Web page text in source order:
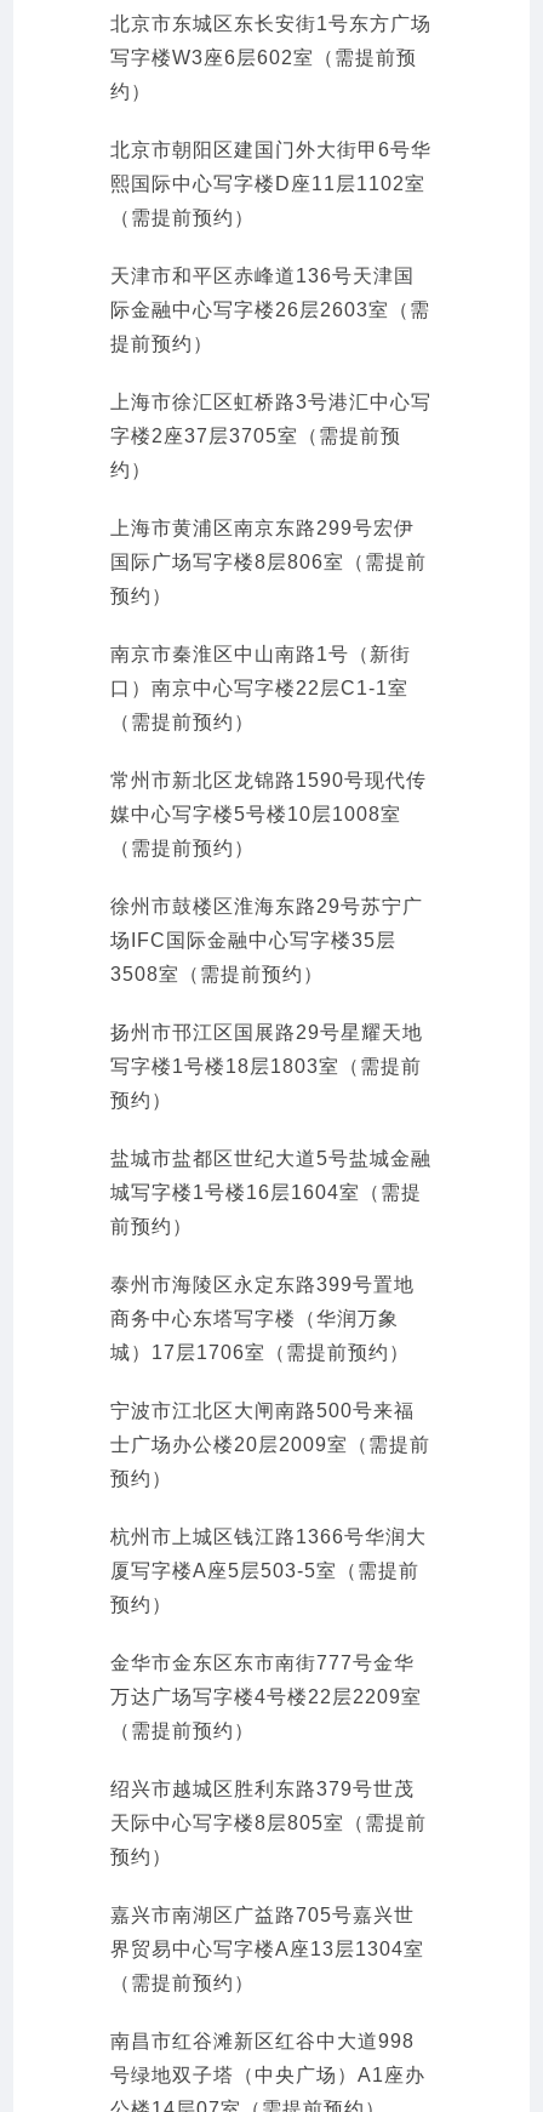
北京市东城区东长安街1号东方广场
写字楼W3座6层602室（需提前预
约）
北京市朝阳区建国门外大街甲6号华
熙国际中心写字楼D座11层1102室
（需提前预约）
天津市和平区赤峰道136号天津国
际金融中心写字楼26层2603室（需
提前预约）
上海市徐汇区虹桥路3号港汇中心写
字楼2座37层3705室（需提前预
约）
上海市黄浦区南京东路299号宏伊
国际广场写字楼8层806室（需提前
预约）
南京市秦淮区中山南路1号（新街
口）南京中心写字楼22层C1-1室
（需提前预约）
常州市新北区龙锦路1590号现代传
媒中心写字楼5号楼10层1008室
（需提前预约）
徐州市鼓楼区淮海东路29号苏宁广
场IFC国际金融中心写字楼35层
3508室（需提前预约）
扬州市邗江区国展路29号星耀天地
写字楼1号楼18层1803室（需提前
预约）
盐城市盐都区世纪大道5号盐城金融
城写字楼1号楼16层1604室（需提
前预约）
泰州市海陵区永定东路399号置地
商务中心东塔写字楼（华润万象
城）17层1706室（需提前预约）
宁波市江北区大闸南路500号来福
士广场办公楼20层2009室（需提前
预约）
杭州市上城区钱江路1366号华润大
厦写字楼A座5层503-5室（需提前
预约）
金华市金东区东市南街777号金华
万达广场写字楼4号楼22层2209室
（需提前预约）
绍兴市越城区胜利东路379号世茂
天际中心写字楼8层805室（需提前
预约）
嘉兴市南湖区广益路705号嘉兴世
界贸易中心写字楼A座13层1304室
（需提前预约）
南昌市红谷滩新区红谷中大道998
号绿地双子塔（中央广场）A1座办